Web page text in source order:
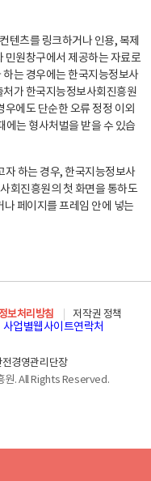
텐츠를 링크하거나 인용, 복제
민원창구에서 제공하는 자료로
는 경우에는 한국지능정보사
가 한국지능정보사회진흥원
에도 단순한 오류 정정 이외
에는 형사처벌을 받을 수 있습
하는 경우, 한국지능정보사
회진흥원의 첫 화면을 통하도
페이지를 프레임 안에 넣는
보처리방침
저작권 정책
사업별웹사이트연락처
경영관리단장
원. All Rights Reserved.